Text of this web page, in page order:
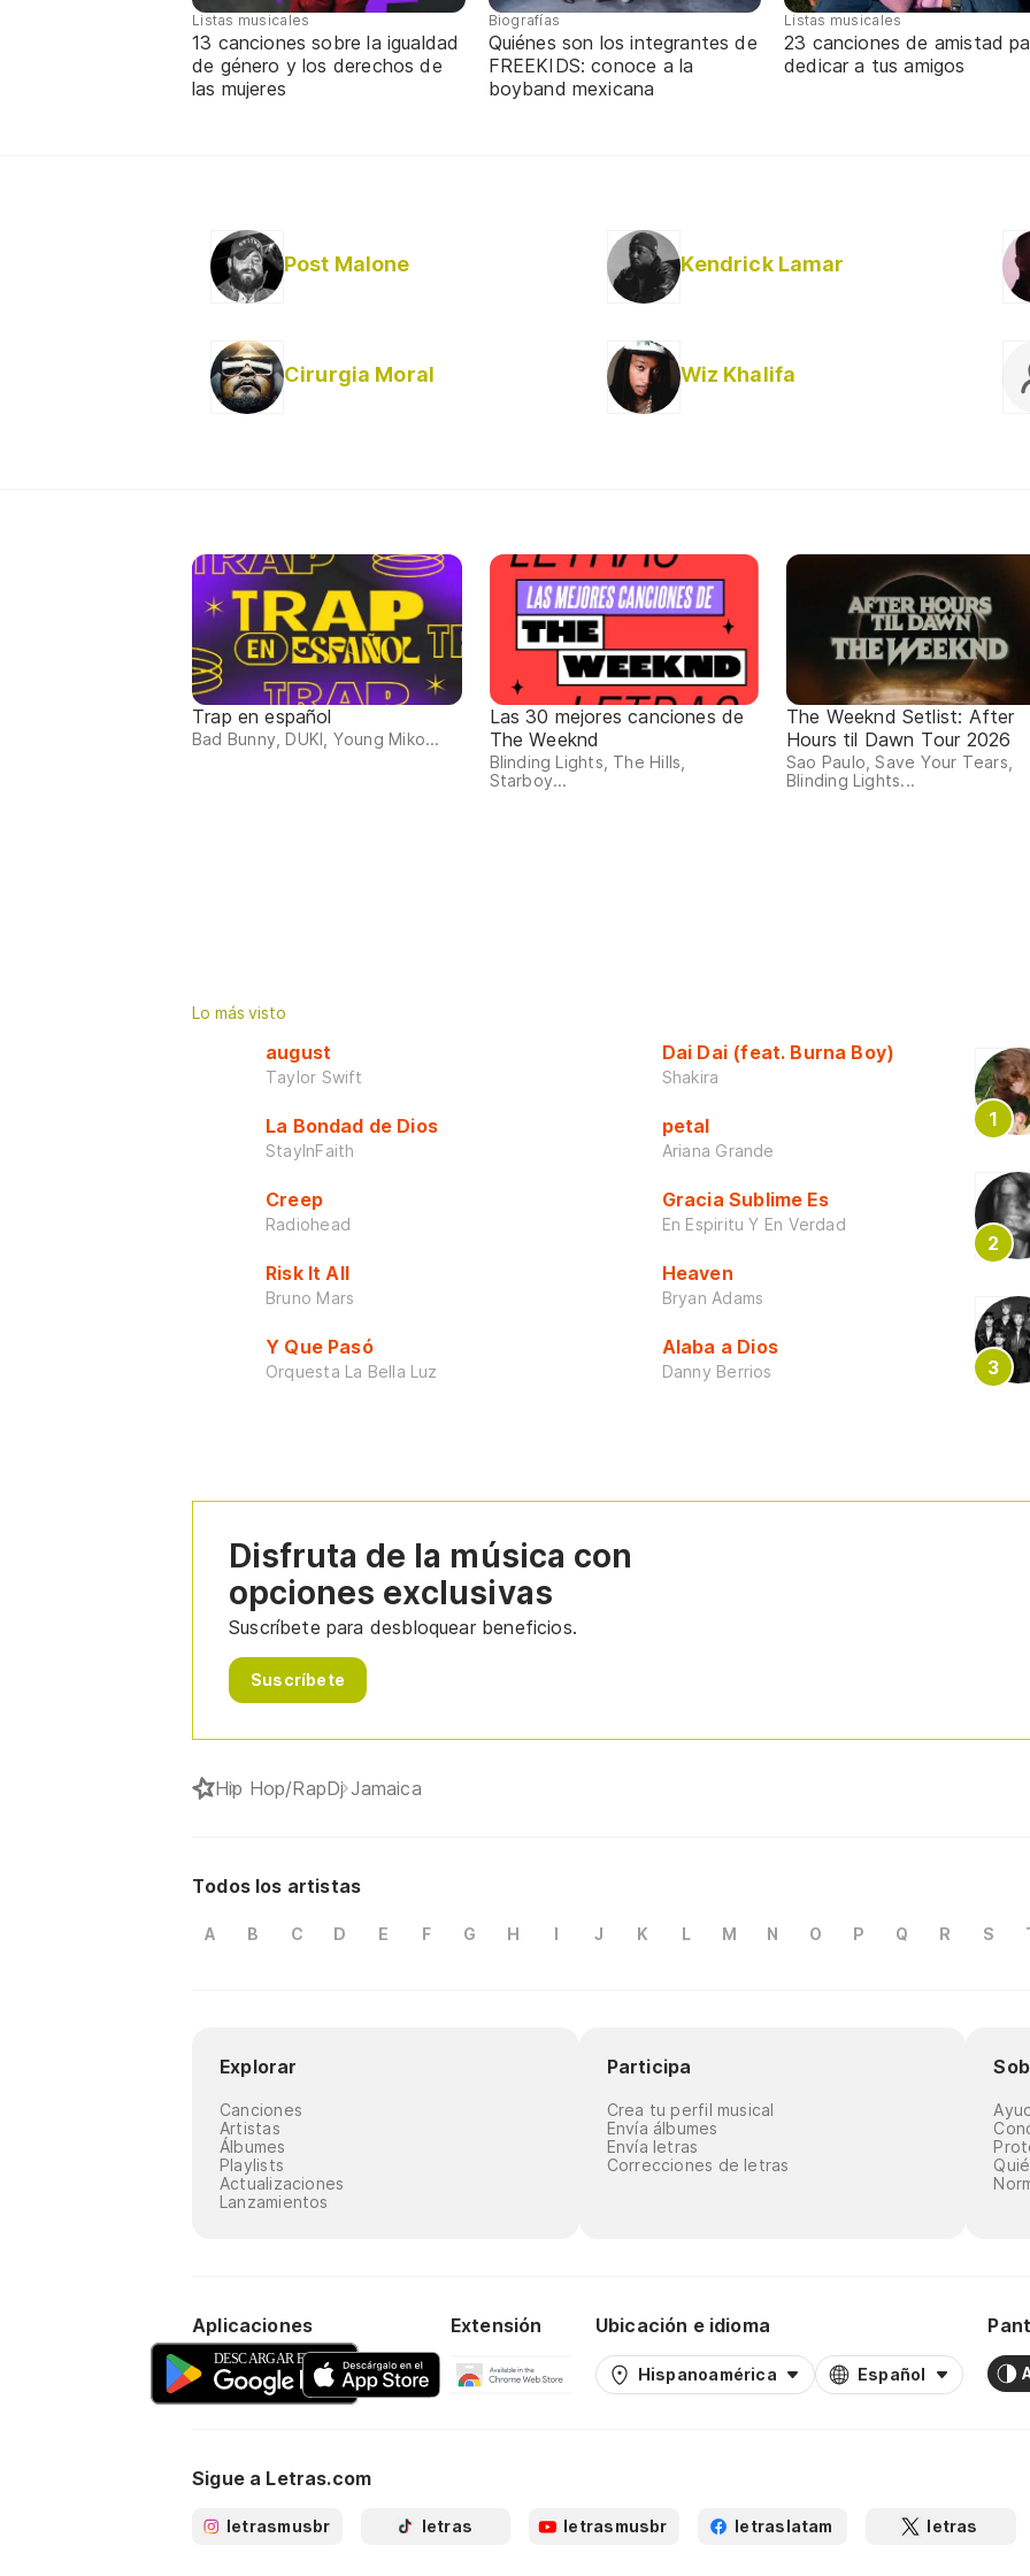
Listas musicales
13 canciones sobre la igualdad
de género y los derechos de
las mujeres
Biografías
Quiénes son los integrantes de
FREEKIDS: conoce a la
boyband mexicana
Listas musicales
23 canciones de amistad
dedicar a tus amigos
Post Malone Kendrick Lamar
Cirurgia Moral Wiz Khalifa
Trap en español
Bad Bunny, DUKI, Young Miko...
Las 30 mejores canciones de
The Weeknd
Blinding Lights, The Hills,
Starboy...
The Weeknd Setlist: After
Hours til Dawn Tour 2026
Sao Paulo, Save Your Tears,
Blinding Lights...
Lo más visto
august
Taylor Swift
La Bondad de Dios
StayInFaith
Creep
Radiohead
Risk It All
Bruno Mars
Y Que Pasó
Orquesta La Bella Luz
Dai Dai (feat. Burna Boy)
Shakira
petal
Ariana Grande
Gracia Sublime Es
En Espiritu Y En Verdad
Heaven
Bryan Adams
Alaba a Dios
Danny Berrios
Disfruta de la música con
opciones exclusivas
Suscríbete para desbloquear beneficios.
Suscríbete
Hip Hop/RapDj Jamaica
Todos los artistas
A B C D E F G H I J K L M N O P Q R S
Explorar
Canciones
Artistas
Álbumes
Playlists
Actualizaciones
Lanzamientos
Participa
Crea tu perfil musical
Envía álbumes
Envía letras
Correcciones de letras
Aplicaciones Extensión Ubicación e idioma
Hispanoamérica Español
Sigue a Letras.com
letrasmusbr letras letrasmusbr letraslatam letras